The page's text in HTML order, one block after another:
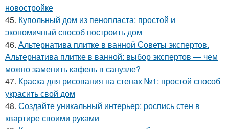
новостройке
45. Купольный дом из пенопласта: простой и
экономичный способ построить дом
46. Альтернатива плитке в ванной Советы экспертов.
Альтернатива плитке в ванной: выбор экспертов — чем
можно заменить кафель в санузле?
47. Краска для рисования на стенах №1: простой способ
украсить свой дом
48. Создайте уникальный интерьер: роспись стен в
квартире своими руками